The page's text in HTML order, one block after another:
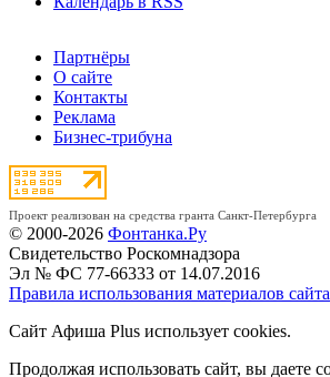
Партнёры
О сайте
Контакты
Реклама
Бизнес-трибуна
Проект реализован на средства гранта Санкт-Петербурга
© 2000-2026 Фонтанка.Ру
Свидетельство Роскомнадзора
Эл № ФС 77-66333 от 14.07.2016
Правила использования материалов сайта
Сайт Афиша Plus использует cookies.
Продолжая использовать сайт, вы даете